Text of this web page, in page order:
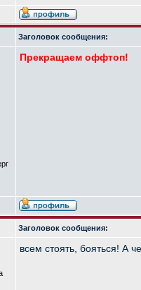
Заголовок сообщения:
Прекращаем оффтоп!
Заголовок сообщения:
всем стоять, бояться! А